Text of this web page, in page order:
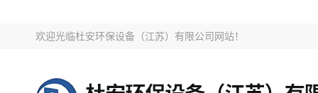
欢迎光临杜安环保设备（江苏）有限公司网站！